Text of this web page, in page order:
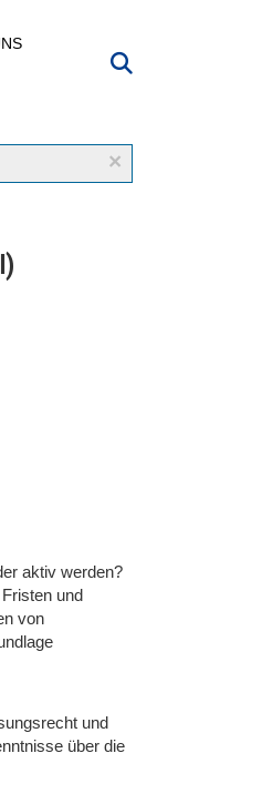
×
aktiv werden?
und
von
und
über die